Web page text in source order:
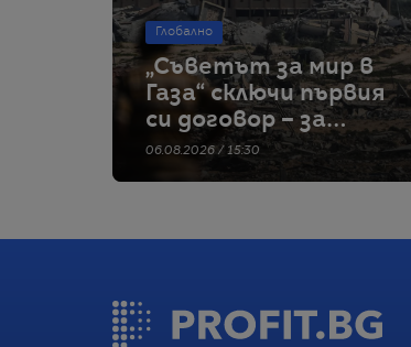
Глобално
„Съветът за мир в
Газа“ сключи първия
си договор – за
строителство на
06.08.2026 / 15:30